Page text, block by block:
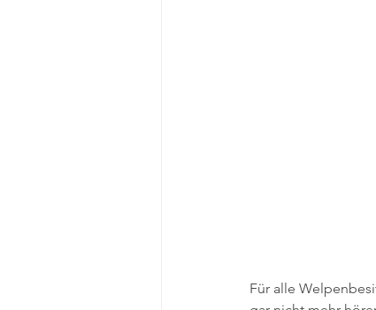
Für alle